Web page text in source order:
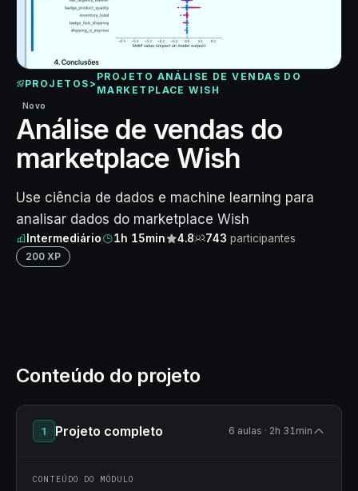
PROJETOS >
PROJETO ANÁLISE DE VENDAS DO
MARKETPLACE WISH
Novo
Análise de vendas do
marketplace Wish
Use ciência de dados e machine learning para
analisar dados do marketplace Wish
Intermediário 1h 15min 4.8 743 participantes
200 XP
Conteúdo do projeto
1 Projeto completo 6 aulas · 2h 31min
CONTEÚDO DO MÓDULO